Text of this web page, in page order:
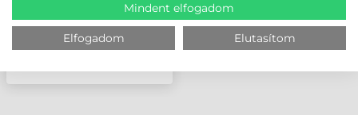
Mindent elfogadom
Elfogadom Elutasítom